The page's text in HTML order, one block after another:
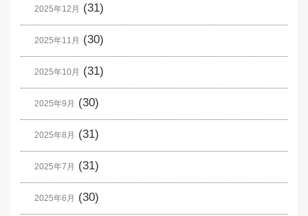
2025年12月 (31)
2025年11月 (30)
2025年10月 (31)
2025年9月 (30)
2025年8月 (31)
2025年7月 (31)
2025年6月 (30)